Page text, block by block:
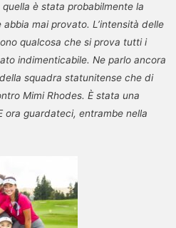
è stata probabilmente la
mai provato. L’intensità delle
qualcosa che si prova tutti i
indimenticabile. Ne parlo ancora
squadra statunitense che di
Mimi Rhodes. È stata una
guardateci, entrambe nella